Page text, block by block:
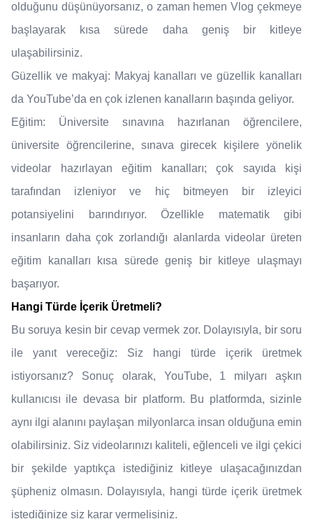
olduğunu düşünüyorsanız, o zaman hemen Vlog çekmeye
başlayarak kısa sürede daha geniş bir kitleye
ulaşabilirsiniz.
Güzellik ve makyaj: Makyaj kanalları ve güzellik kanalları
da YouTube’da en çok izlenen kanalların başında geliyor.
Eğitim: Üniversite sınavına hazırlanan öğrencilere,
üniversite öğrencilerine, sınava girecek kişilere yönelik
videolar hazırlayan eğitim kanalları; çok sayıda kişi
tarafından izleniyor ve hiç bitmeyen bir izleyici
potansiyelini barındırıyor. Özellikle matematik gibi
insanların daha çok zorlandığı alanlarda videolar üreten
eğitim kanalları kısa sürede geniş bir kitleye ulaşmayı
başarıyor.
Hangi Türde İçerik Üretmeli?
Bu soruya kesin bir cevap vermek zor. Dolayısıyla, bir soru
ile yanıt vereceğiz: Siz hangi türde içerik üretmek
istiyorsanız? Sonuç olarak, YouTube, 1 milyarı aşkın
kullanıcısı ile devasa bir platform. Bu platformda, sizinle
aynı ilgi alanını paylaşan milyonlarca insan olduğuna emin
olabilirsiniz. Siz videolarınızı kaliteli, eğlenceli ve ilgi çekici
bir şekilde yaptıkça istediğiniz kitleye ulaşacağınızdan
şüpheniz olmasın. Dolayısıyla, hangi türde içerik üretmek
istediğinize siz karar vermelisiniz.